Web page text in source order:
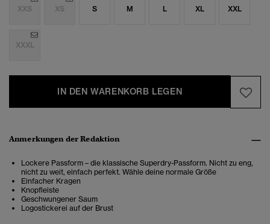
XXS XS S M L XL XXL
XXXL
IN DEN WARENKORB LEGEN
Anmerkungen der Redaktion
Lockere Passform – die klassische Superdry-Passform. Nicht zu eng,
nicht zu weit, einfach perfekt. Wähle deine normale Größe
Einfacher Kragen
Knopfleiste
Geschwungener Saum
Logostickerei auf der Brust